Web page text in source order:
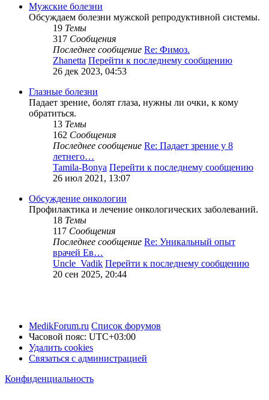
Мужские болезни
Обсуждаем болезни мужской репродуктивной системы.
19 Темы
317 Сообщения
Последнее сообщение Re: Фимоз.
Zhanetta Перейти к последнему сообщению
26 дек 2023, 04:53
Глазные болезни
Падает зрение, болят глаза, нужны ли очки, к кому
обратиться.
13 Темы
162 Сообщения
Последнее сообщение Re: Падает зрение у 8
летнего…
Tamila-Bonya Перейти к последнему сообщению
26 июл 2021, 13:07
Обсуждение онкологии
Профилактика и лечение онкологических заболеваний.
18 Темы
117 Сообщения
Последнее сообщение Re: Уникальный опыт
врачей Ев…
Uncle_Vadik Перейти к последнему сообщению
20 сен 2025, 20:44
MedikForum.ru Список форумов
Часовой пояс: UTC+03:00
Удалить cookies
Связаться с администрацией
Конфиденциальность